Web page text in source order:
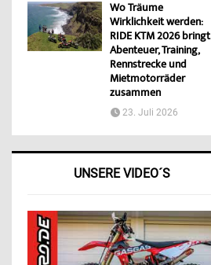
Wo Träume
Wirklichkeit werden:
RIDE KTM 2026 bringt
Abenteuer, Training,
Rennstrecke und
Mietmotorräder
zusammen
23. Juli 2026
UNSERE VIDEO´S